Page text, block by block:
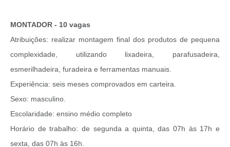
MONTADOR - 10 vagas
Atribuições: realizar montagem final dos produtos de pequena
complexidade, utilizando lixadeira, parafusadeira,
esmerilhadeira, furadeira e ferramentas manuais.
Experiência: seis meses comprovados em carteira.
Sexo: masculino.
Escolaridade: ensino médio completo
Horário de trabalho: de segunda a quinta, das 07h às 17h e
sexta, das 07h às 16h.